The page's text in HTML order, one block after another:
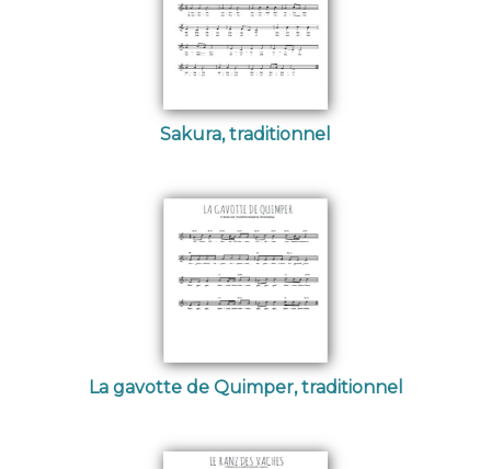
Sakura, traditionnel
La gavotte de Quimper, traditionnel